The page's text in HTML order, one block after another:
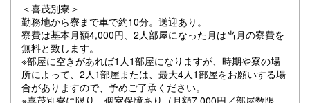
＜喜茂別寮＞
勤務地から寮まで車で約10分。送迎あり。
寮費は基本月額4,000円、2人部屋になった月は当月の寮費を
無料と致します。
※部屋に空きがあれば1人1部屋になりますが、時期や寮の場
所によって、2人1部屋または、最大4人1部屋をお願いする場
合がありますので、予めご了承ください。
※喜茂別寮に限り、個室保障あり（月額7,000円／部屋数限